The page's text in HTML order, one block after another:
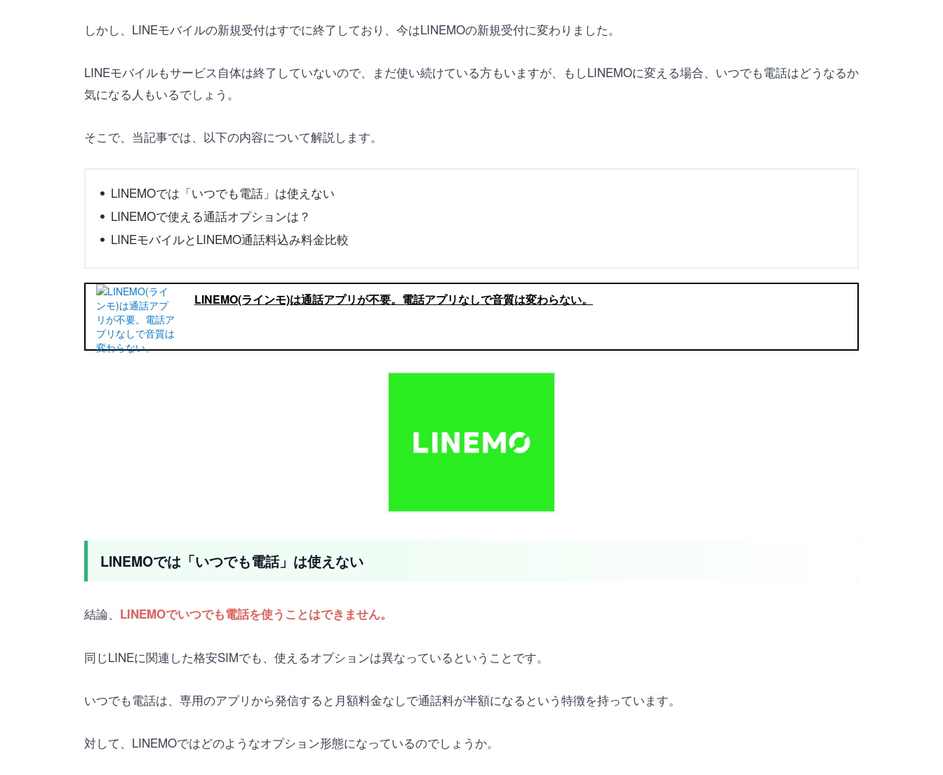
しかし、LINEモバイルの新規受付はすでに終了しており、今はLINEMOの新規受付に変わりました。
LINEモバイルもサービス自体は終了していないので、まだ使い続けている方もいますが、もしLINEMOに変える場合、いつでも電話はどうなるか
気になる人もいるでしょう。
そこで、当記事では、以下の内容について解説します。
LINEMOでは「いつでも電話」は使えない
LINEMOで使える通話オプションは？
LINEモバイルとLINEMO通話料込み料金比較
LINEMO(ラインモ)は通話アプリが不要。電話アプリなしで音質は変わらない。
LINEMOでは「いつでも電話」は使えない
結論、 LINEMOでいつでも電話を使うことはできません。
同じLINEに関連した格安SIMでも、使えるオプションは異なっているということです。
いつでも電話は、専用のアプリから発信すると月額料金なしで通話料が半額になるという特徴を持っています。
対して、LINEMOではどのようなオプション形態になっているのでしょうか。